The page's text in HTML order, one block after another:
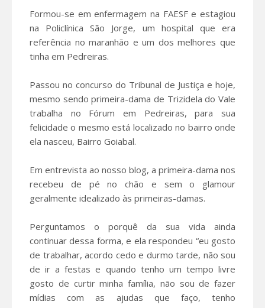
Formou-se em enfermagem na FAESF e estagiou
na Policlínica São Jorge, um hospital que era
referência no maranhão e um dos melhores que
tinha em Pedreiras.
Passou no concurso do Tribunal de Justiça e hoje,
mesmo sendo primeira-dama de Trizidela do Vale
trabalha no Fórum em Pedreiras, para sua
felicidade o mesmo está localizado no bairro onde
ela nasceu, Bairro Goiabal.
Em entrevista ao nosso blog, a primeira-dama nos
recebeu de pé no chão e sem o glamour
geralmente idealizado às primeiras-damas.
Perguntamos o porquê da sua vida ainda
continuar dessa forma, e ela respondeu “eu gosto
de trabalhar, acordo cedo e durmo tarde, não sou
de ir a festas e quando tenho um tempo livre
gosto de curtir minha família, não sou de fazer
mídias com as ajudas que faço, tenho